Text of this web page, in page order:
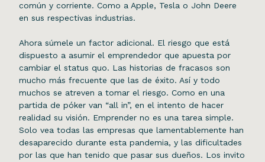
común y corriente. Como a Apple, Tesla o John Deere
en sus respectivas industrias.
Ahora súmele un factor adicional. El riesgo que está
dispuesto a asumir el emprendedor que apuesta por
cambiar el status quo. Las historias de fracasos son
mucho más frecuente que las de éxito. Así y todo
muchos se atreven a tomar el riesgo. Como en una
partida de póker van “all in”, en el intento de hacer
realidad su visión. Emprender no es una tarea simple.
Solo vea todas las empresas que lamentablemente han
desaparecido durante esta pandemia, y las dificultades
por las que han tenido que pasar sus dueños. Los invito